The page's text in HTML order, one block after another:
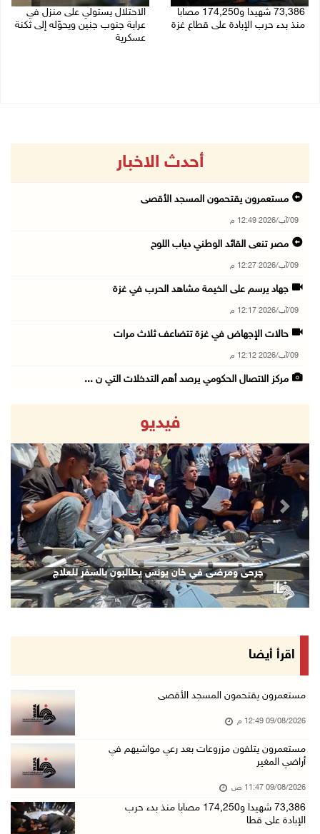
73,386 شهيدا و174,250 مصابا
منذ بدء حرب الإبادة على قطاع غزة
الاحتلال يستولي على منزل في
عرابة جنوب جنين ويحوّله إلى ثكنة
عسكرية
أحدث الاخبار
مستعمرون يقتحمون المسجد الأقصى
09/آب/2026 12:49 م
مصر تنعى القائد الوطني دياب اللوح
09/آب/2026 12:27 م
جهاد يرسم على الخيمة مشاهد الحرب في غزة
09/آب/2026 12:17 م
حالات الإجهاض في غزة تتضاعف ثلاث مرات
09/آب/2026 12:12 م
مركز الاتصال الحكومي يرصد أهم التدخلات التي ن ...
سلطة النقد و"اوريدو" توقعان مذكرة تفاهم للاست ...
09/آب/2026 12:00 م
"استشاري فتح" ينعى القائد الوطنيّ السفير دياب ...
مستعمرون يتلفون مزروعات بعد رعي مواشيهم في أر ...
09/آب/2026 11:47 ص
73,386 شهيدا و174,250 مصابا منذ بدء حرب الإبا ...
09/آب/2026 11:35 ص
"فتح" تنعي القائد الوطنيّ السفير دياب اللوح
الرئيس ينعى سفير فلسطين لدى مصر القائد الوطني ...
وفاة سفير فلسطين لدى مصر القائد الوطني دياب ا ...
09/آب/2026 10:42 ص
09/آب/2026 10:32 ص
الاحتلال يقتحم مدينة نابلس
09/آب/2026 10:20 ص
فيديو
جرحى ومرضى في خان يونس يطالبون بالسفر للعلاج
Next
اقرأ أيضا
مستعمرون يقتحمون المسجد الأقصى
09/08/2026 12:49 م
مستعمرون يتلفون مزروعات بعد رعي مواشيهم في
أراضي المغير
09/08/2026 11:47 ص
73,386 شهيدا و174,250 مصابا منذ بدء حرب
الإبادة على قطا